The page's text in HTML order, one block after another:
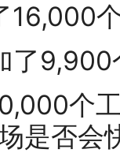
16,000
了9,900
个
是否会